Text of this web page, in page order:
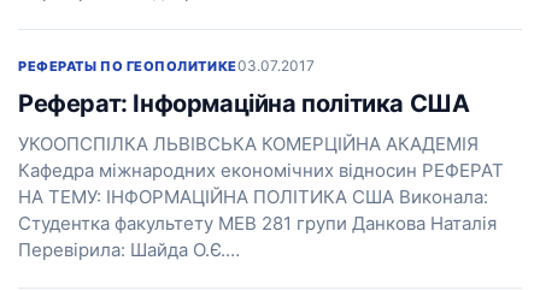
РЕФЕРАТЫ ПО ГЕОПОЛИТИКЕ03.07.2017
Реферат: Інформаційна політика США
УКООПСПІЛКА ЛЬВІВСЬКА КОМЕРЦІЙНА АКАДЕМІЯ
Кафедра міжнародних економічних відносин РЕФЕРАТ
НА ТЕМУ: ІНФОРМАЦІЙНА ПОЛІТИКА США Виконала:
Студентка факультету МЕВ 281 групи Данкова Наталія
Перевірила: Шайда О.Є.…